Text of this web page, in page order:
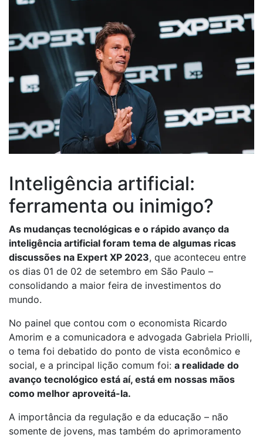
Inteligência artificial:
ferramenta ou inimigo?
As mudanças tecnológicas e o rápido avanço da
inteligência artificial foram tema de algumas ricas
discussões na Expert XP 2023, que aconteceu entre
os dias 01 de 02 de setembro em São Paulo –
consolidando a maior feira de investimentos do
mundo.
No painel que contou com o economista Ricardo
Amorim e a comunicadora e advogada Gabriela Priolli,
o tema foi debatido do ponto de vista econômico e
social, e a principal lição comum foi: a realidade do
avanço tecnológico está aí, está em nossas mãos
como melhor aproveitá-la.
A importância da regulação e da educação – não
somente de jovens, mas também do aprimoramento